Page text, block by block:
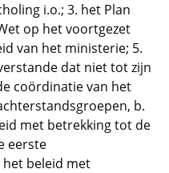
i.o.; 3. het Plan
op het voortgezet
van het ministerie; 5.
dat niet tot zijn
coördinatie van het
b.
met betrekking tot de
eerste
beleid met